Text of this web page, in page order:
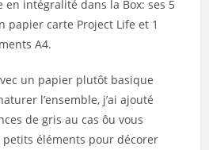
en intégralité dans la Box: ses 5
papier carte Project Life et 1
A4.
un papier plutôt basique
l’ensemble, j’ai ajouté
de gris au cas ôu vous
petits éléments pour décorer